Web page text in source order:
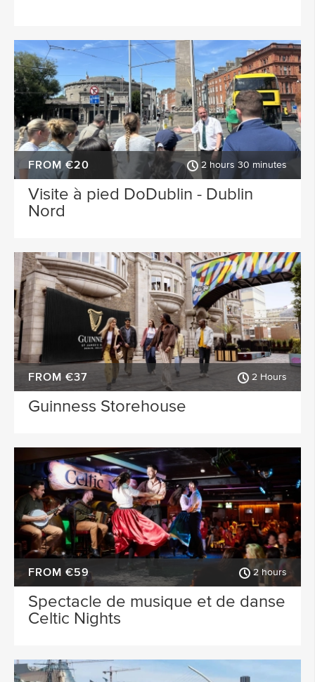
FROM €20 2 hours 30 minutes
Visite à pied DoDublin - Dublin
Nord
FROM €37 2 Hours
Guinness Storehouse
FROM €59 2 hours
Spectacle de musique et de danse
Celtic Nights